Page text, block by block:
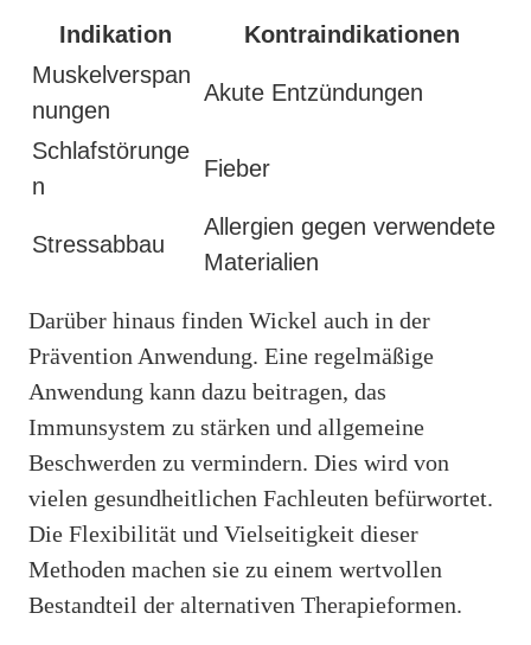
Indikation
Kontraindikationen
Muskelverspan
nungen
Akute Entzündungen
Schlafstörunge
n
Fieber
Stressabbau
Allergien gegen verwendete
Materialien
Darüber hinaus finden Wickel auch in der
Prävention Anwendung. Eine regelmäßige
Anwendung kann dazu beitragen, das
Immunsystem zu stärken und allgemeine
Beschwerden zu vermindern. Dies wird von
vielen gesundheitlichen Fachleuten befürwortet.
Die Flexibilität und Vielseitigkeit dieser
Methoden machen sie zu einem wertvollen
Bestandteil der alternativen Therapieformen.